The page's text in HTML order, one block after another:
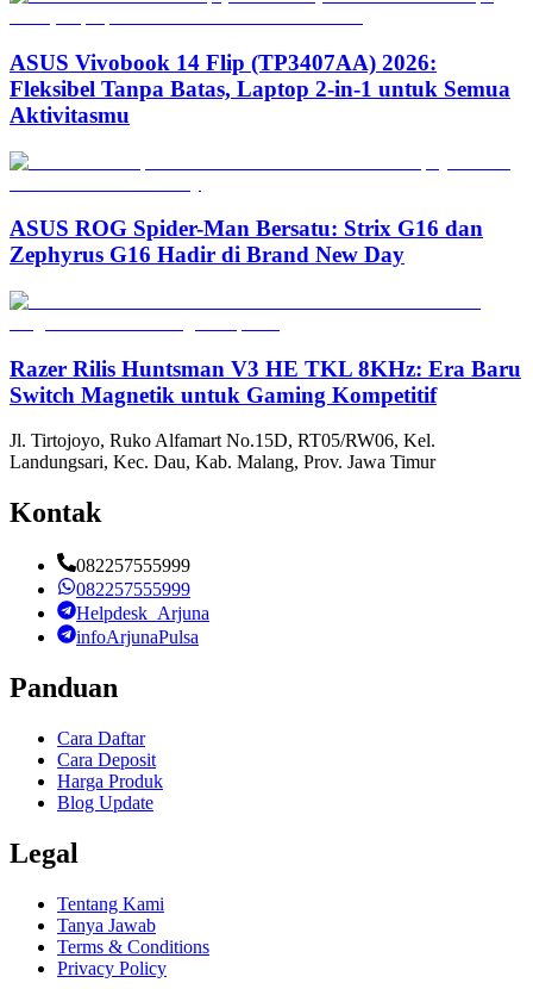
ASUS Vivobook 14 Flip (TP3407AA) 2026:
Fleksibel Tanpa Batas, Laptop 2-in-1 untuk Semua
Aktivitasmu
ASUS ROG Spider-Man Bersatu: Strix G16 dan
Zephyrus G16 Hadir di Brand New Day
Razer Rilis Huntsman V3 HE TKL 8KHz: Era Baru
Switch Magnetik untuk Gaming Kompetitif
Jl. Tirtojoyo, Ruko Alfamart No.15D, RT05/RW06, Kel.
Landungsari, Kec. Dau, Kab. Malang, Prov. Jawa Timur
Kontak
082257555999
082257555999
Helpdesk_Arjuna
infoArjunaPulsa
Panduan
Cara Daftar
Cara Deposit
Harga Produk
Blog Update
Legal
Tentang Kami
Tanya Jawab
Terms & Conditions
Privacy Policy